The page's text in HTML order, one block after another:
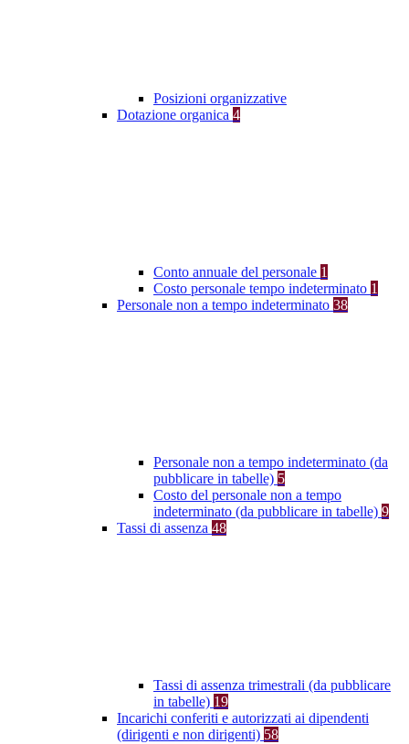
Posizioni organizzative
Dotazione organica 4
Conto annuale del personale 1
Costo personale tempo indeterminato 1
Personale non a tempo indeterminato 38
Personale non a tempo indeterminato (da
pubblicare in tabelle) 5
Costo del personale non a tempo
indeterminato (da pubblicare in tabelle) 9
Tassi di assenza 48
Tassi di assenza trimestrali (da pubblicare
in tabelle) 19
Incarichi conferiti e autorizzati ai dipendenti
(dirigenti e non dirigenti) 58